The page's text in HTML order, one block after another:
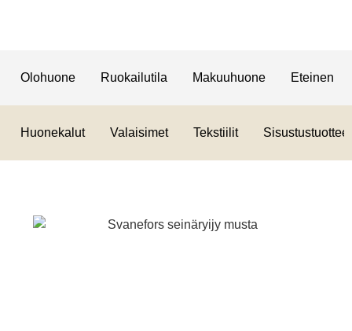
Olohuone Ruokailutila Makuuhuone Eteinen
Huonekalut Valaisimet Tekstiilit Sisustustuotteet